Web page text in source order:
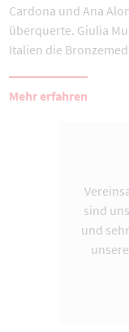
Cardona und Ana
überquerte. Giulia
Italien die
Mehr erfahren
sind
und